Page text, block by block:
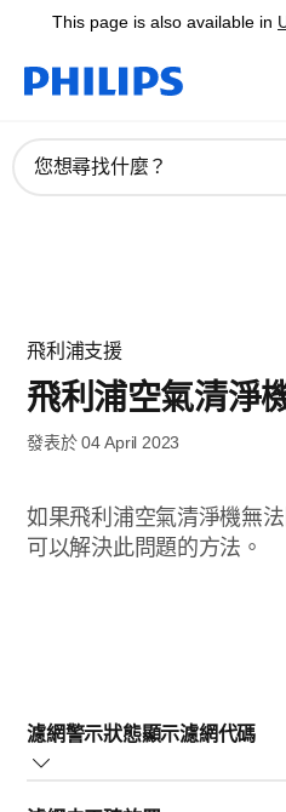
This page is also available in
您想尋找什麼？
飛利浦支援
飛利浦空氣清淨
發表於 04 April 2023
如果飛利浦空氣清淨機無
可以解決此問題的方法。
濾網警示狀態顯示濾網代碼